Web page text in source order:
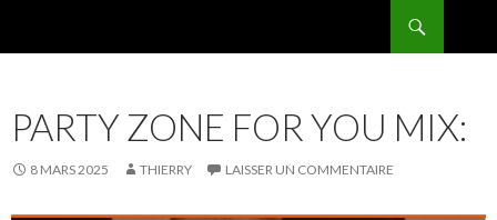
PARTY ZONE FOR YOU MIX:
8 MARS 2025 THIERRY LAISSER UN COMMENTAIRE